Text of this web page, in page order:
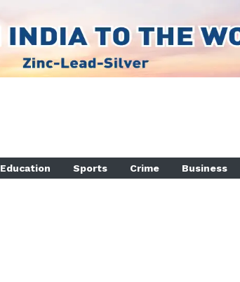
Education Sports Crime Business